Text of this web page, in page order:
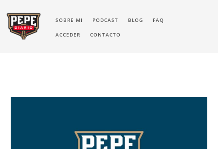
SOBRE MI PODCAST BLOG FAQ
ACCEDER CONTACTO